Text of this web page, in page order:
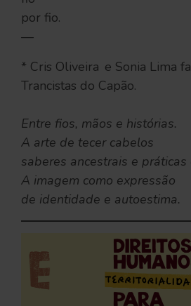
por fio.
—
* Cris Oliveira e Sonia Lima
Trancistas do Capão.
Entre fios, mãos e histórias.
A arte de tecer cabelos
saberes ancestrais e práticas
A imagem como expressão
de identidade e autoestima.